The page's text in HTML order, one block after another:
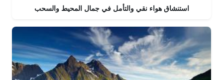
استنشاق هواء نقي والتأمل في جمال المحيط والسحب